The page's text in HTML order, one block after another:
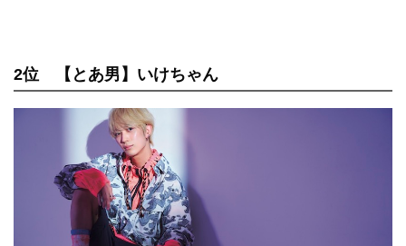
2位 【とあ男】いけちゃん